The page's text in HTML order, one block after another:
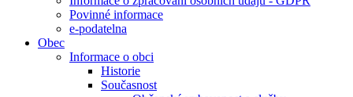
Povinné informace
e-podatelna
Obec
Informace o obci
Historie
Současnost